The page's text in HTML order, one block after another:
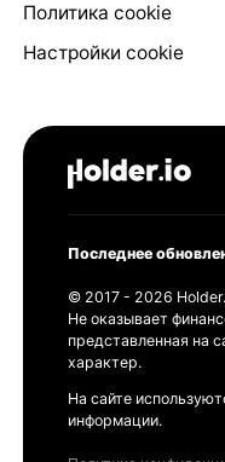
Политика cookie
Настройки cookie
Последнее
© 2017 - 2026
Не оказывает
представленная на
характер.
На сайте
информации.